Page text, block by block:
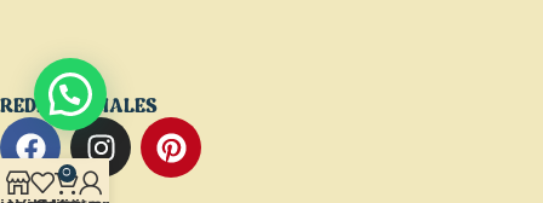
REDES SOCIALES
0